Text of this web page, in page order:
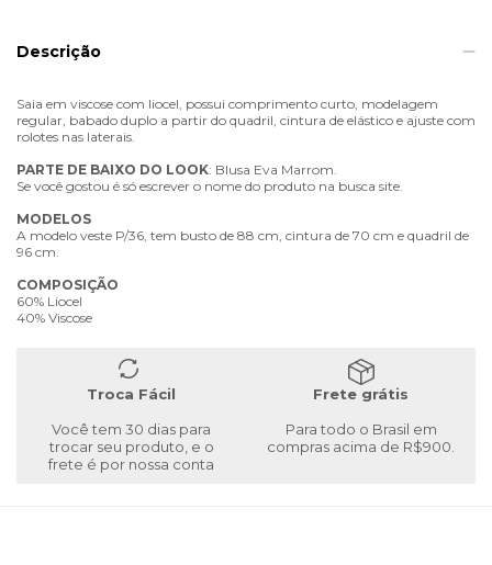
Descrição
Saia em viscose com liocel, possui comprimento curto, modelagem
regular, babado duplo a partir do quadril, cintura de elástico e ajuste com
rolotes nas laterais.
PARTE DE BAIXO DO LOOK: Blusa Eva Marrom.
Se você gostou é só escrever o nome do produto na busca site.
MODELOS
A modelo veste P/36, tem busto de 88 cm, cintura de 70 cm e quadril de
96 cm.
COMPOSIÇÃO
60% Liocel
40% Viscose
Troca Fácil
Você tem 30 dias para
trocar seu produto, e o
frete é por nossa conta
Frete grátis
Para todo o Brasil em
compras acima de R$900.